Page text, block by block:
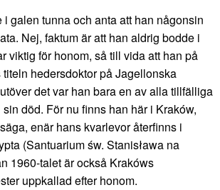
i galen tunna och anta att han någonsin
Nej, faktum är att han aldrig bodde i
viktig för honom, så till vida att han på
hedersdoktor på Jagellonska
det var han bara en av alla tillfälliga
död. För nu finns han här i Kraków,
enär hans kvarlevor återfinns i
(Santuarium św. Stanisława na
1960-talet är också Krakóws
uppkallad efter honom.